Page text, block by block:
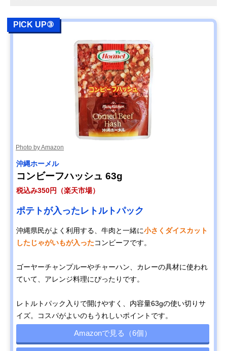
PICK UP③
Photo by Amazon
‎沖縄ホーメル
コンビーフハッシュ 63g
税込み350円（楽天市場）
ポテトが入ったレトルトパック
沖縄県民がよく利用する、牛肉と一緒に小さくダイスカット
したじゃがいもが入ったコンビーフです。
ゴーヤーチャンプルーやチャーハン、カレーの具材に使われ
ていて、アレンジ料理にぴったりです。
レトルトパック入りで開けやすく、内容量63gの使い切りサ
イズ。コスパがよいのもうれしいポイントです。
Amazonで見る（6個）